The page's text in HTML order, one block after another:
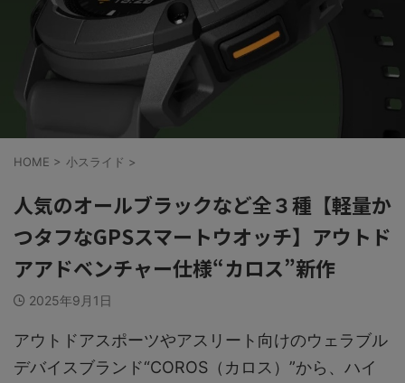
HOME > 小スライド >
人気のオールブラックなど全３種【軽量か
つタフなGPSスマートウオッチ】アウトド
アアドベンチャー仕様“カロス”新作
2025年9月1日
アウトドアスポーツやアスリート向けのウェラブル
デバイスブランド“COROS（カロス）”から、ハイ